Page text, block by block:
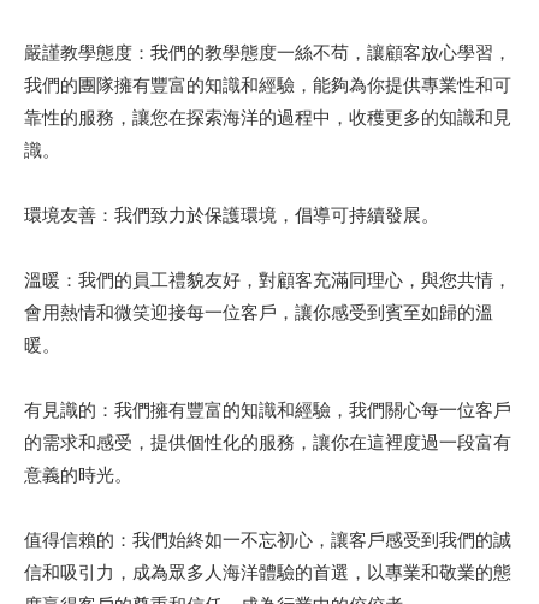
嚴謹教學態度：我們的教學態度一絲不苟，讓顧客放心學習，
我們的團隊擁有豐富的知識和經驗，能夠為你提供專業性和可
靠性的服務，讓您在探索海洋的過程中，收穫更多的知識和見
識。
環境友善：我們致力於保護環境，倡導可持續發展。
溫暖：我們的員工禮貌友好，對顧客充滿同理心，與您共情，
會用熱情和微笑迎接每一位客戶，讓你感受到賓至如歸的溫
暖。
有見識的：我們擁有豐富的知識和經驗，我們關心每一位客戶
的需求和感受，提供個性化的服務，讓你在這裡度過一段富有
意義的時光。
值得信賴的：我們始終如一不忘初心，讓客戶感受到我們的誠
信和吸引力，成為眾多人海洋體驗的首選，以專業和敬業的態